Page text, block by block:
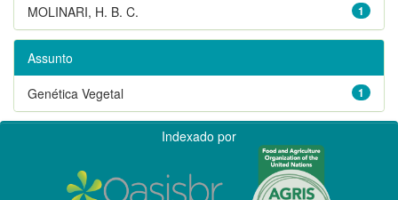
1
MOLINARI, H. B. C.
Assunto
1
Genética Vegetal
Indexado por